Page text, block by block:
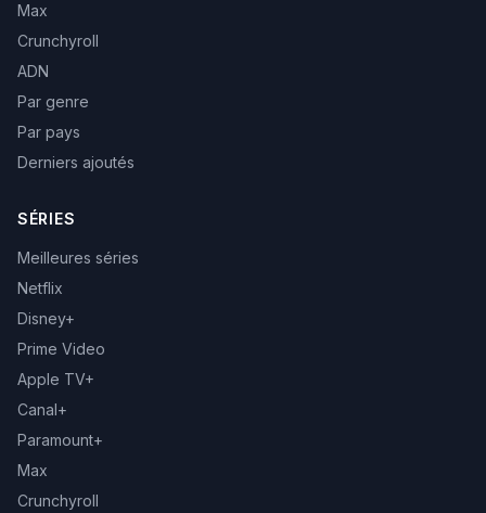
Max
Crunchyroll
ADN
Par genre
Par pays
Derniers ajoutés
SÉRIES
Meilleures séries
Netflix
Disney+
Prime Video
Apple TV+
Canal+
Paramount+
Max
Crunchyroll